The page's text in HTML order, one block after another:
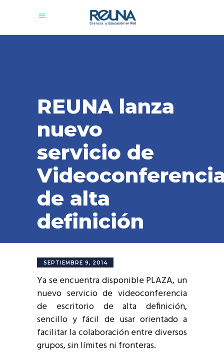
REUNA lanza
nuevo
servicio de
de alta
definición
SEPTIEMBRE 9, 2014
Ya se encuentra disponible PLAZA, un
nuevo servicio de videoconferencia
de escritorio de alta definición,
sencillo y fácil de usar orientado a
facilitar la colaboración entre diversos
grupos, sin límites ni fronteras.